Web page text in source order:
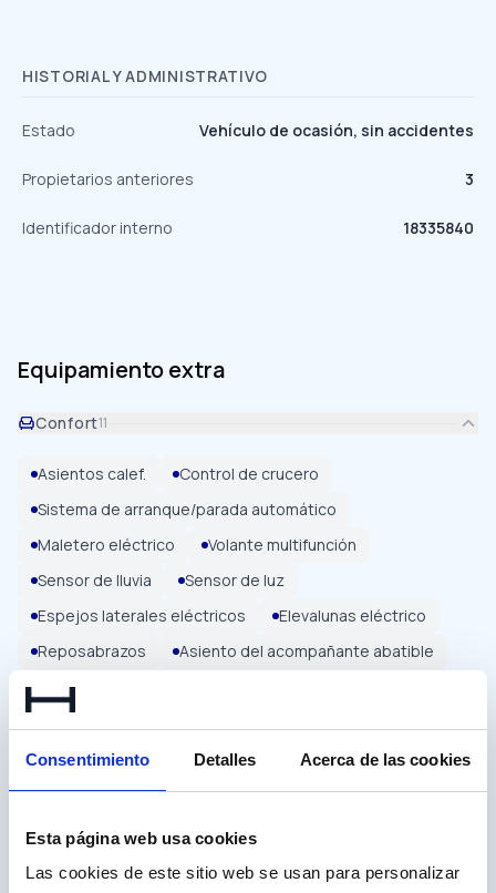
Consentimiento Detalles Acerca de las cookies
Esta página web usa cookies
Las cookies de este sitio web se usan para personalizar
HISTORIAL Y ADMINISTRATIVO
Estado Vehículo de ocasión, sin accidentes
Propietarios anteriores 3
Identificador interno 18335840
Equipamiento extra
Confort11
Asientos calef.
Control de crucero
Sistema de arranque/parada automático
Maletero eléctrico
Volante multifunción
Sensor de lluvia
Sensor de luz
Espejos laterales eléctricos
Elevalunas eléctrico
Reposabrazos
Asiento del acompañante abatible
Seguridad
Estética3
Accesorios8